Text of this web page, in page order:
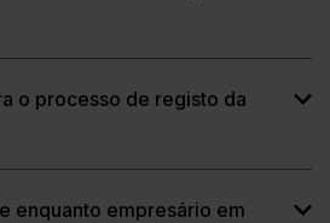
o processo de registo da
enquanto empresário em